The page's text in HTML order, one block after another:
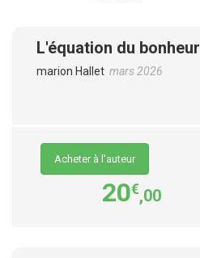
L'équation du bonheur
marion Hallet mars 2026
Acheter à l’auteur
20€,00